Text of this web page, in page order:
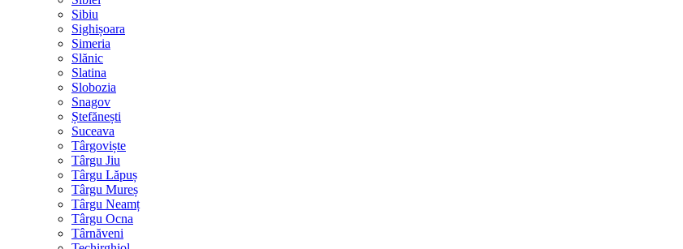
Sibiu
Sighișoara
Simeria
Slănic
Slatina
Slobozia
Snagov
Ștefănești
Suceava
Târgoviște
Târgu Jiu
Târgu Lăpuș
Târgu Mureș
Târgu Neamț
Târgu Ocna
Târnăveni